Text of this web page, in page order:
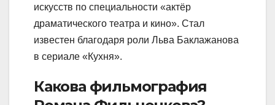
искусств по специальности «актёр
драматического театра и кино». Стал
известен благодаря роли Льва Баклажанова
в сериале «Кухня».
Какова фильмография